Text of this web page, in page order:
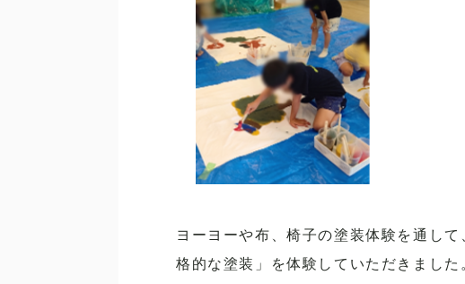
ヨーヨーや布、椅子の塗装体験を通し
格的な塗装」を体験していただきまし